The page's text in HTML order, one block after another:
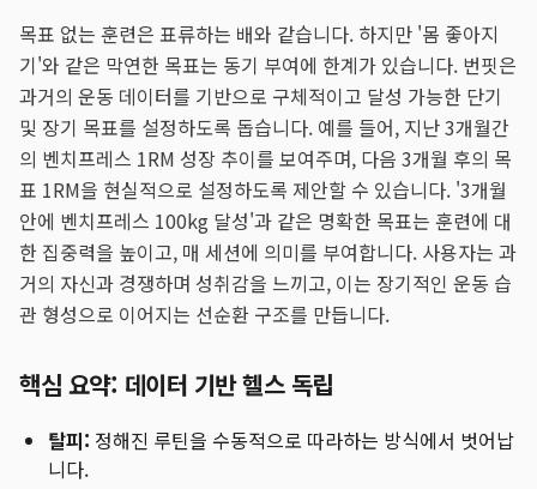
목표 없는 훈련은 표류하는 배와 같습니다. 하지만 '몸 좋아지
기'와 같은 막연한 목표는 동기 부여에 한계가 있습니다. 번핏은
과거의 운동 데이터를 기반으로 구체적이고 달성 가능한 단기
및 장기 목표를 설정하도록 돕습니다. 예를 들어, 지난 3개월간
의 벤치프레스 1RM 성장 추이를 보여주며, 다음 3개월 후의 목
표 1RM을 현실적으로 설정하도록 제안할 수 있습니다. '3개월
안에 벤치프레스 100kg 달성'과 같은 명확한 목표는 훈련에 대
한 집중력을 높이고, 매 세션에 의미를 부여합니다. 사용자는 과
거의 자신과 경쟁하며 성취감을 느끼고, 이는 장기적인 운동 습
관 형성으로 이어지는 선순환 구조를 만듭니다.
핵심 요약: 데이터 기반 헬스 독립
탈피: 정해진 루틴을 수동적으로 따라하는 방식에서 벗어납
니다.